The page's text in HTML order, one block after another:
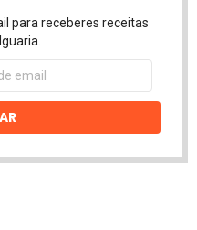
para receberes receitas